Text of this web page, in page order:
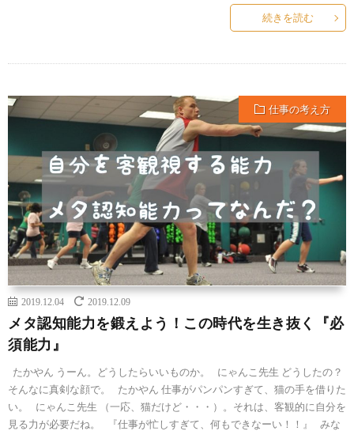
続きを読む
仕事の考え方
2019.12.04 2019.12.09
メタ認知能力を鍛えよう！この時代を生き抜く『必
須能力』
たかやん うーん。どうしたらいいものか。 にゃんこ先生 どうしたの？
そんなに真剣な顔で。 たかやん 仕事がパンパンすぎて、猫の手を借りた
い。 にゃんこ先生 （一応、猫だけど・・・）。それは、客観的に自分を
見る力が必要だね。 『仕事が忙しすぎて、何もできなーい！！』 みな